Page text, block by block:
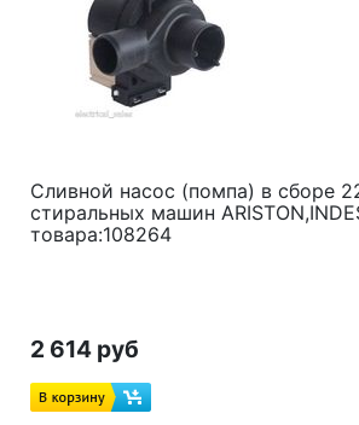
Сливной насос (помпа) в сборе
стиральных машин
товара:108264
2 614 руб